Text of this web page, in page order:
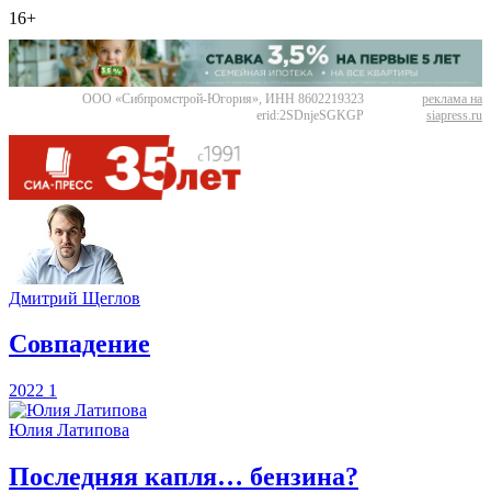
16+
ООО «Сибпромстрой-Югория», ИНН 8602219323
erid:2SDnjeSGKGP
реклама на
siapress.ru
Дмитрий Щеглов
​Совпадение
2022 1
Юлия Латипова
​Последняя капля… бензина?